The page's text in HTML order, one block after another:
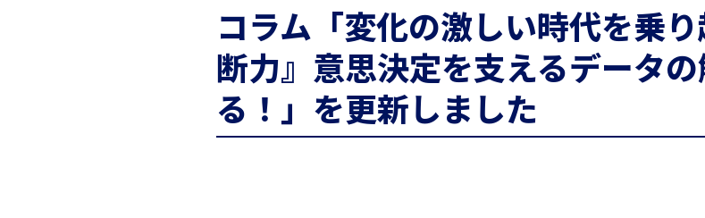
コラム「変化の激しい時代を乗
断力』意思決定を支えるデータ
る！」を更新しました